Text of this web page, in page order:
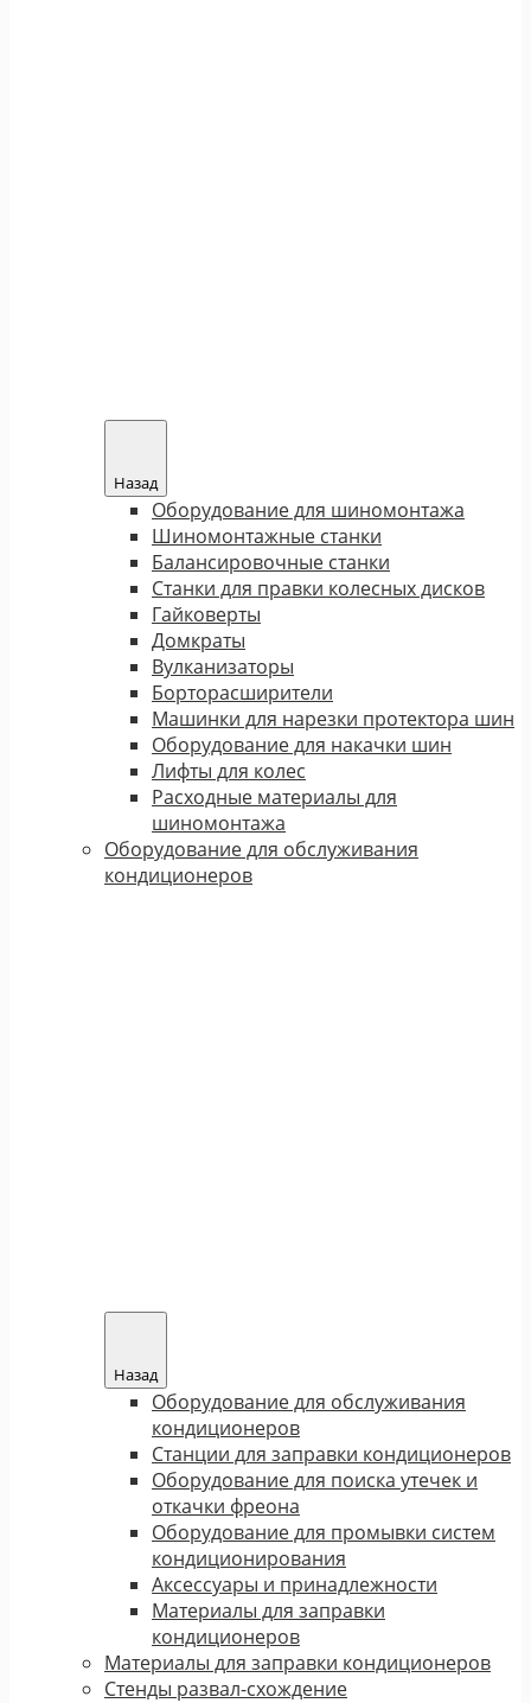
Назад
Оборудование для шиномонтажа
Шиномонтажные станки
Балансировочные станки
Станки для правки колесных дисков
Гайковерты
Домкраты
Вулканизаторы
Борторасширители
Машинки для нарезки протектора шин
Оборудование для накачки шин
Лифты для колес
Расходные материалы для
шиномонтажа
Оборудование для обслуживания
кондиционеров
Назад
Оборудование для обслуживания
кондиционеров
Станции для заправки кондиционеров
Оборудование для поиска утечек и
откачки фреона
Оборудование для промывки систем
кондиционирования
Аксессуары и принадлежности
Материалы для заправки
кондиционеров
Материалы для заправки кондиционеров
Стенды развал-схождение